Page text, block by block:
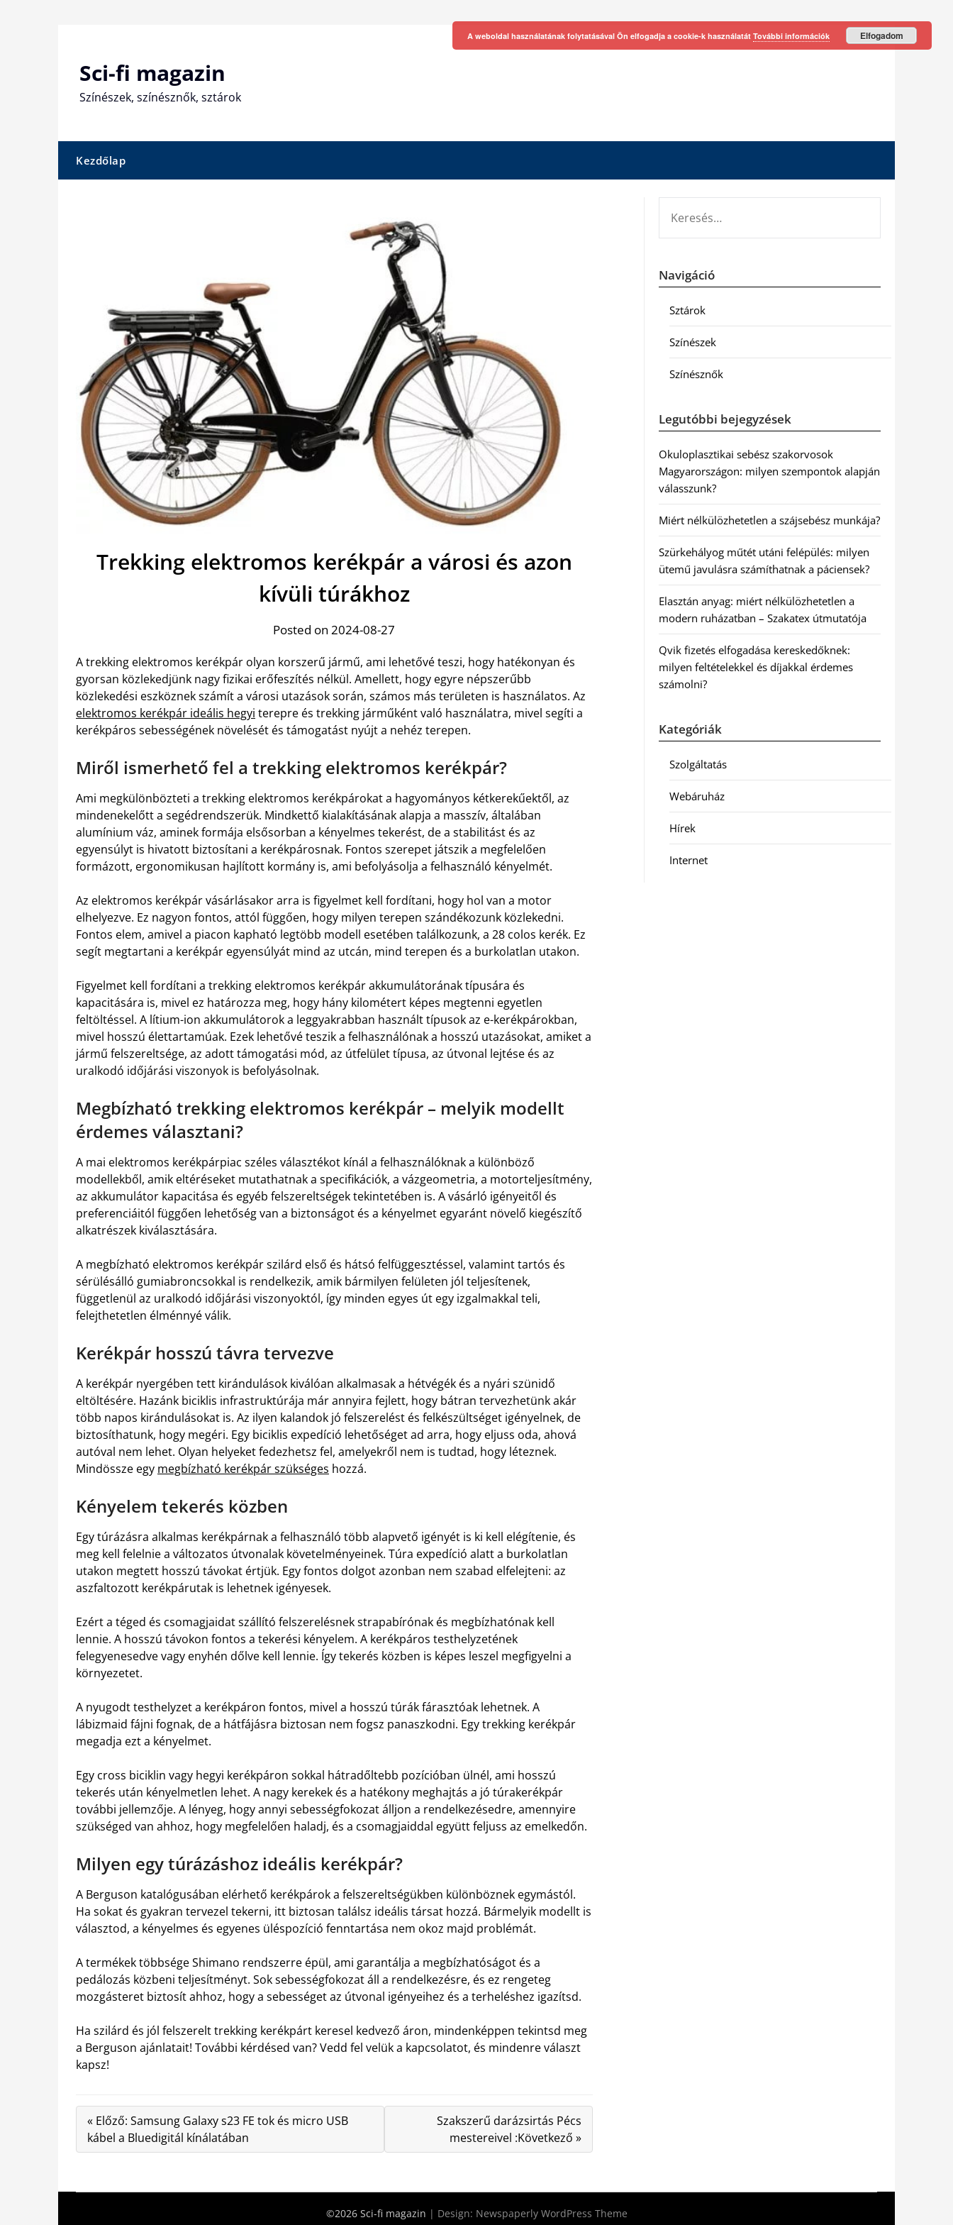
Sci-fi magazin
Színészek, színésznők, sztárok
Kezdőlap
Trekking elektromos kerékpár a városi és azon
kívüli túrákhoz
Posted on 2024-08-27
A trekking elektromos kerékpár olyan korszerű jármű, ami lehetővé teszi, hogy hatékonyan és
gyorsan közlekedjünk nagy fizikai erőfeszítés nélkül. Amellett, hogy egyre népszerűbb
közlekedési eszköznek számít a városi utazások során, számos más területen is használatos. Az
elektromos kerékpár ideális hegyi terepre és trekking járműként való használatra, mivel segíti a
kerékpáros sebességének növelését és támogatást nyújt a nehéz terepen.
Miről ismerhető fel a trekking elektromos kerékpár?
Ami megkülönbözteti a trekking elektromos kerékpárokat a hagyományos kétkerekűektől, az
mindenekelőtt a segédrendszerük. Mindkettő kialakításának alapja a masszív, általában
alumínium váz, aminek formája elsősorban a kényelmes tekerést, de a stabilitást és az
egyensúlyt is hivatott biztosítani a kerékpárosnak. Fontos szerepet játszik a megfelelően
formázott, ergonomikusan hajlított kormány is, ami befolyásolja a felhasználó kényelmét.
Az elektromos kerékpár vásárlásakor arra is figyelmet kell fordítani, hogy hol van a motor
elhelyezve. Ez nagyon fontos, attól függően, hogy milyen terepen szándékozunk közlekedni.
Fontos elem, amivel a piacon kapható legtöbb modell esetében találkozunk, a 28 colos kerék. Ez
segít megtartani a kerékpár egyensúlyát mind az utcán, mind terepen és a burkolatlan utakon.
Figyelmet kell fordítani a trekking elektromos kerékpár akkumulátorának típusára és
kapacitására is, mivel ez határozza meg, hogy hány kilométert képes megtenni egyetlen
feltöltéssel. A lítium-ion akkumulátorok a leggyakrabban használt típusok az e-kerékpárokban,
mivel hosszú élettartamúak. Ezek lehetővé teszik a felhasználónak a hosszú utazásokat, amiket a
jármű felszereltsége, az adott támogatási mód, az útfelület típusa, az útvonal lejtése és az
uralkodó időjárási viszonyok is befolyásolnak.
Megbízható trekking elektromos kerékpár – melyik modellt
érdemes választani?
A mai elektromos kerékpárpiac széles választékot kínál a felhasználóknak a különböző
modellekből, amik eltéréseket mutathatnak a specifikációk, a vázgeometria, a motorteljesítmény,
az akkumulátor kapacitása és egyéb felszereltségek tekintetében is. A vásárló igényeitől és
preferenciáitól függően lehetőség van a biztonságot és a kényelmet egyaránt növelő kiegészítő
alkatrészek kiválasztására.
A megbízható elektromos kerékpár szilárd első és hátsó felfüggesztéssel, valamint tartós és
sérülésálló gumiabroncsokkal is rendelkezik, amik bármilyen felületen jól teljesítenek,
függetlenül az uralkodó időjárási viszonyoktól, így minden egyes út egy izgalmakkal teli,
felejthetetlen élménnyé válik.
Kerékpár hosszú távra tervezve
A kerékpár nyergében tett kirándulások kiválóan alkalmasak a hétvégék és a nyári szünidő
eltöltésére. Hazánk biciklis infrastruktúrája már annyira fejlett, hogy bátran tervezhetünk akár
több napos kirándulásokat is. Az ilyen kalandok jó felszerelést és felkészültséget igényelnek, de
biztosíthatunk, hogy megéri. Egy biciklis expedíció lehetőséget ad arra, hogy eljuss oda, ahová
autóval nem lehet. Olyan helyeket fedezhetsz fel, amelyekről nem is tudtad, hogy léteznek.
Mindössze egy megbízható kerékpár szükséges hozzá.
Kényelem tekerés közben
Egy túrázásra alkalmas kerékpárnak a felhasználó több alapvető igényét is ki kell elégítenie, és
meg kell felelnie a változatos útvonalak követelményeinek. Túra expedíció alatt a burkolatlan
utakon megtett hosszú távokat értjük. Egy fontos dolgot azonban nem szabad elfelejteni: az
aszfaltozott kerékpárutak is lehetnek igényesek.
Ezért a téged és csomagjaidat szállító felszerelésnek strapabírónak és megbízhatónak kell
lennie. A hosszú távokon fontos a tekerési kényelem. A kerékpáros testhelyzetének
felegyenesedve vagy enyhén dőlve kell lennie. Így tekerés közben is képes leszel megfigyelni a
környezetet.
A nyugodt testhelyzet a kerékpáron fontos, mivel a hosszú túrák fárasztóak lehetnek. A
lábizmaid fájni fognak, de a hátfájásra biztosan nem fogsz panaszkodni. Egy trekking kerékpár
megadja ezt a kényelmet.
Egy cross biciklin vagy hegyi kerékpáron sokkal hátradőltebb pozícióban ülnél, ami hosszú
tekerés után kényelmetlen lehet. A nagy kerekek és a hatékony meghajtás a jó túrakerékpár
további jellemzője. A lényeg, hogy annyi sebességfokozat álljon a rendelkezésedre, amennyire
szükséged van ahhoz, hogy megfelelően haladj, és a csomagjaiddal együtt feljuss az emelkedőn.
Milyen egy túrázáshoz ideális kerékpár?
A Berguson katalógusában elérhető kerékpárok a felszereltségükben különböznek egymástól.
Ha sokat és gyakran tervezel tekerni, itt biztosan találsz ideális társat hozzá. Bármelyik modellt is
választod, a kényelmes és egyenes üléspozíció fenntartása nem okoz majd problémát.
A termékek többsége Shimano rendszerre épül, ami garantálja a megbízhatóságot és a
pedálozás közbeni teljesítményt. Sok sebességfokozat áll a rendelkezésre, és ez rengeteg
mozgásteret biztosít ahhoz, hogy a sebességet az útvonal igényeihez és a terheléshez igazítsd.
Ha szilárd és jól felszerelt trekking kerékpárt keresel kedvező áron, mindenképpen tekintsd meg
a Berguson ajánlatait! További kérdésed van? Vedd fel velük a kapcsolatot, és mindenre választ
kapsz!
« Előző: Samsung Galaxy s23 FE tok és micro USB
kábel a Bluedigitál kínálatában
Szakszerű darázsirtás Pécs
mestereivel :Következő »
Navigáció
Sztárok
Színészek
Színésznők
Legutóbbi bejegyzések
Okuloplasztikai sebész szakorvosok
Magyarországon: milyen szempontok alapján
válasszunk?
Miért nélkülözhetetlen a szájsebész munkája?
Szürkehályog műtét utáni felépülés: milyen
ütemű javulásra számíthatnak a páciensek?
Elasztán anyag: miért nélkülözhetetlen a
modern ruházatban – Szakatex útmutatója
Qvik fizetés elfogadása kereskedőknek:
milyen feltételekkel és díjakkal érdemes
számolni?
Kategóriák
Szolgáltatás
Webáruház
Hírek
Internet
©2026 Sci-fi magazin | Design: Newspaperly WordPress Theme
A weboldal használatának folytatásával Ön elfogadja a cookie-k használatát További információk Elfogadom